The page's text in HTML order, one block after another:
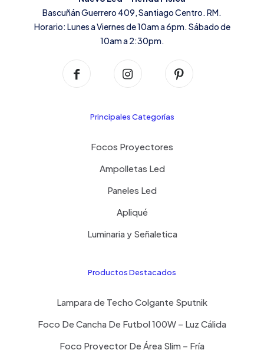
Bascuñán Guerrero 409, Santiago Centro. RM.
Horario: Lunes a Viernes de 10am a 6pm. Sábado de
10am a 2:30pm.
Principales Categorías
Focos Proyectores
Ampolletas Led
Paneles Led
Apliqué
Luminaria y Señaletica
Productos Destacados
Lampara de Techo Colgante Sputnik
Foco De Cancha De Futbol 100W – Luz Cálida
Foco Proyector De Área Slim – Fría